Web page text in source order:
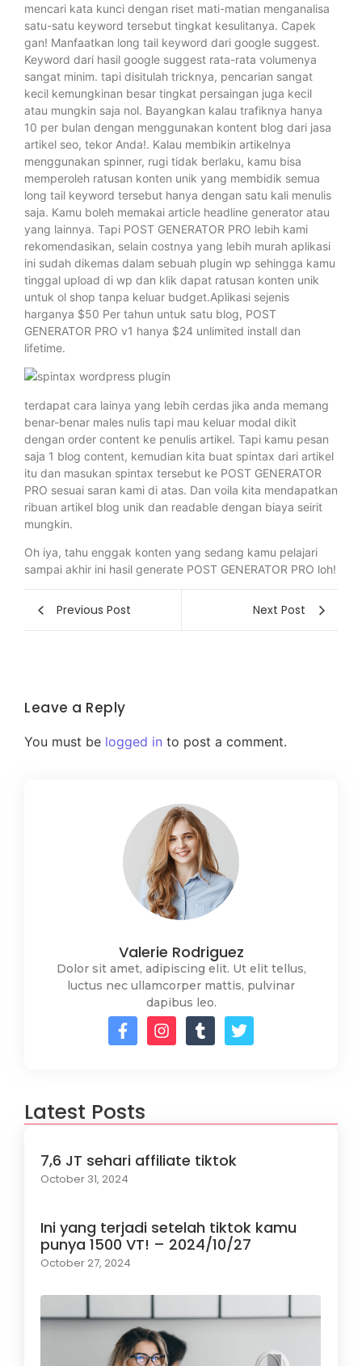
mencari kata kunci dengan riset mati-matian menganalisa
satu-satu keyword tersebut tingkat kesulitanya. Capek
gan! Manfaatkan long tail keyword dari google suggest.
Keyword dari hasil google suggest rata-rata volumenya
sangat minim. tapi disitulah tricknya, pencarian sangat
kecil kemungkinan besar tingkat persaingan juga kecil
atau mungkin saja nol. Bayangkan kalau trafiknya hanya
10 per bulan dengan menggunakan kontent blog dari jasa
artikel seo, tekor Anda!. Kalau membikin artikelnya
menggunakan spinner, rugi tidak berlaku, kamu bisa
memperoleh ratusan konten unik yang membidik semua
long tail keyword tersebut hanya dengan satu kali menulis
saja. Kamu boleh memakai article headline generator atau
yang lainnya. Tapi POST GENERATOR PRO lebih kami
rekomendasikan, selain costnya yang lebih murah aplikasi
ini sudah dikemas dalam sebuah plugin wp sehingga kamu
tinggal upload di wp dan klik dapat ratusan konten unik
untuk ol shop tanpa keluar budget.Aplikasi sejenis
harganya $50 Per tahun untuk satu blog, POST
GENERATOR PRO v1 hanya $24 unlimited install dan
lifetime.
terdapat cara lainya yang lebih cerdas jika anda memang
benar-benar males nulis tapi mau keluar modal dikit
dengan order content ke penulis artikel. Tapi kamu pesan
saja 1 blog content, kemudian kita buat spintax dari artikel
itu dan masukan spintax tersebut ke POST GENERATOR
PRO sesuai saran kami di atas. Dan voila kita mendapatkan
ribuan artikel blog unik dan readable dengan biaya seirit
mungkin.
Oh iya, tahu enggak konten yang sedang kamu pelajari
sampai akhir ini hasil generate POST GENERATOR PRO loh!
Previous Post Next Post
Leave a Reply
You must be logged in to post a comment.
Valerie Rodriguez
Dolor sit amet, adipiscing elit. Ut elit tellus,
luctus nec ullamcorper mattis, pulvinar
dapibus leo.
Latest Posts
7,6 JT sehari affiliate tiktok
October 31, 2024
Ini yang terjadi setelah tiktok kamu
punya 1500 VT! – 2024/10/27
October 27, 2024